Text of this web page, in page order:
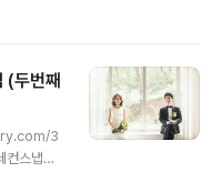
겠습니
사항을 결
다. 저희
코스로
를 위해
포스팅
두번째
3
컨스냅